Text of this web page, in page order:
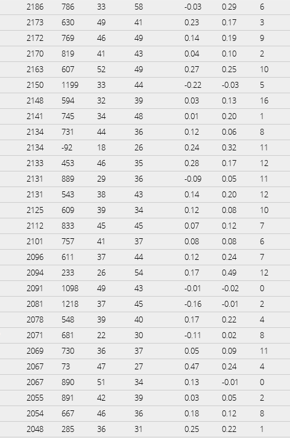
2186 786 33 58 -0.03 0.29 6
2173 630 49 41 0.23 0.17 3
2172 769 46 49 0.14 0.19 9
2170 819 41 43 0.04 0.10 2
2163 607 52 49 0.27 0.25 10
2150 1199 33 44 -0.22 -0.03 5
2148 594 32 39 0.03 0.13 16
2141 745 34 48 0.01 0.20 1
2134 731 44 36 0.12 0.06 8
2134 -92 18 26 0.24 0.32 11
2133 453 46 35 0.28 0.17 12
2131 889 29 36 -0.09 0.05 11
2131 543 38 43 0.14 0.20 12
2125 609 39 34 0.12 0.08 10
2112 833 45 45 0.07 0.12 7
2101 757 41 37 0.08 0.08 6
2096 611 37 44 0.12 0.24 7
2094 233 26 54 0.17 0.49 12
2091 1098 49 43 -0.01 -0.02 0
2081 1218 37 45 -0.16 -0.01 2
2078 548 39 40 0.17 0.22 4
2071 681 22 30 -0.11 0.02 8
2069 730 36 37 0.05 0.09 11
2067 73 47 27 0.47 0.24 4
2067 890 51 34 0.13 -0.01 0
2055 891 42 39 0.03 0.05 2
2054 667 46 36 0.18 0.12 8
2048 285 36 31 0.25 0.22 1